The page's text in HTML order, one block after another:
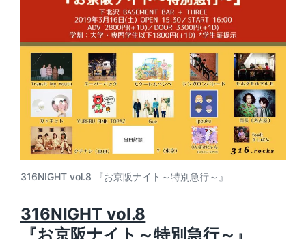
316NIGHT vol.8 『お京阪ナイト～特別急行～』
316NIGHT vol.8
『お京阪ナイト～特別急行～』